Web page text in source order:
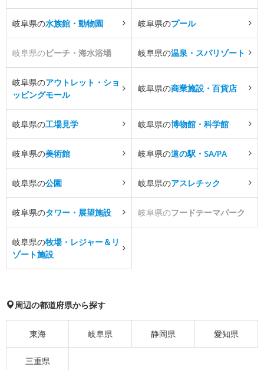
岐阜県の水族館・動物園 岐阜県のプール
岐阜県のビーチ・海水浴場 岐阜県の温泉・スパリゾート
岐阜県のアウトレット・ショ
ッピングモール
岐阜県の商業施設・百貨店
岐阜県の工場見学 岐阜県の博物館・科学館
岐阜県の美術館 岐阜県の道の駅・SA/PA
岐阜県の公園 岐阜県のアスレチック
岐阜県のタワー・展望施設 岐阜県のフードテーマパーク
岐阜県の牧場・レジャー＆リ
ゾート施設
周辺の都道府県から探す
東海 岐阜県 静岡県 愛知県
三重県